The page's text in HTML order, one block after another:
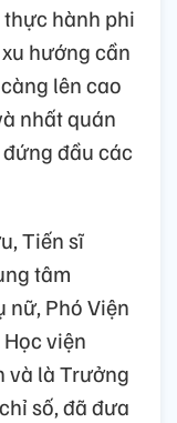
hành phi
hướng cần
lên cao
nhất quán
đầu các
Tiến sĩ
tâm
nữ, Phó Viện
viện
và là Trưởng
số, đã đưa